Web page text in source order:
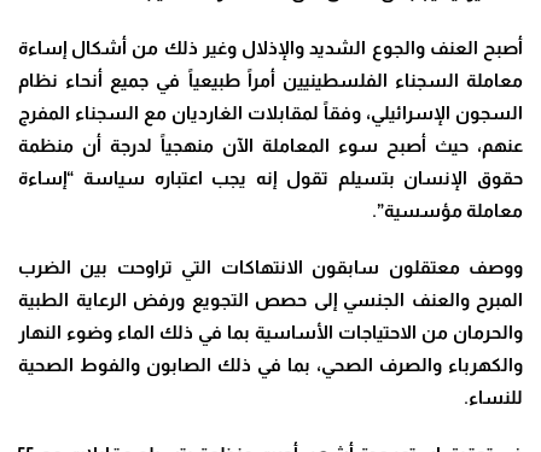
أصبح العنف والجوع الشديد والإذلال وغير ذلك من أشكال إساءة
معاملة السجناء الفلسطينيين أمراً طبيعياً في جميع أنحاء نظام
السجون الإسرائيلي، وفقاً لمقابلات الغارديان مع السجناء المفرج
عنهم، حيث أصبح سوء المعاملة الآن منهجياً لدرجة أن منظمة
حقوق الإنسان بتسيلم تقول إنه يجب اعتباره سياسة “إساءة
معاملة مؤسسية”.
ووصف معتقلون سابقون الانتهاكات التي تراوحت بين الضرب
المبرح والعنف الجنسي إلى حصص التجويع ورفض الرعاية الطبية
والحرمان من الاحتياجات الأساسية بما في ذلك الماء وضوء النهار
والكهرباء والصرف الصحي، بما في ذلك الصابون والفوط الصحية
للنساء.